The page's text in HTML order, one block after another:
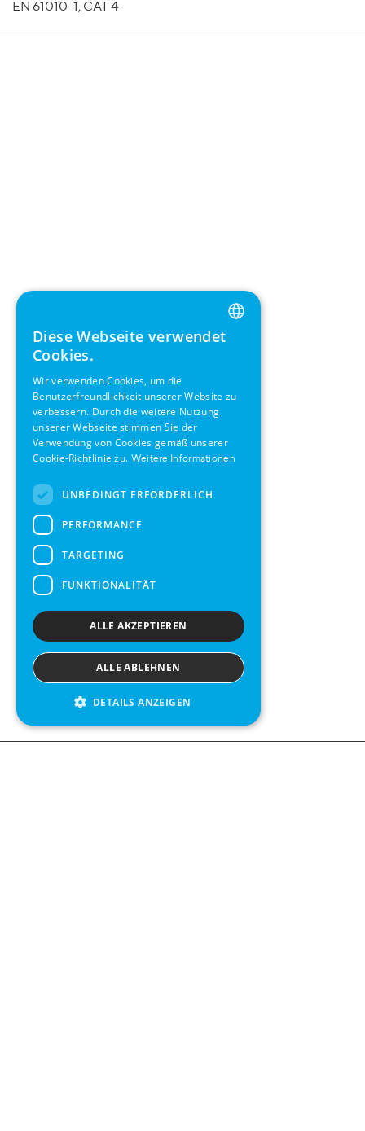
EN 61010-1, CAT 4
ENGLISH
SWEDISH
Diese Webseite verwendet
Cookies.
Wir verwenden Cookies, um die
Benutzerfreundlichkeit unserer Website zu
verbessern. Durch die weitere Nutzung
unserer Webseite stimmen Sie der
Verwendung von Cookies gemäß unserer
Cookie-Richtlinie zu. Weitere Informationen
UNBEDINGT ERFORDERLICH
PERFORMANCE
TARGETING
FUNKTIONALITÄT
ALLE AKZEPTIEREN
ALLE ABLEHNEN
DETAILS ANZEIGEN